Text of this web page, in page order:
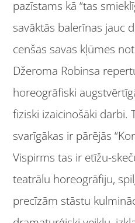
pazīstams kā “tas
savāktās balerīnas jauc
cenšas savas kļūmes
Džeroma Robinsa
horeogrāfiski
fiziski izaicinošāki darbi.
svarīgākas ir pārējās
Vispirms tas ir etīžu-
teatrālu horeogrāfiju,
precīzām stāstu